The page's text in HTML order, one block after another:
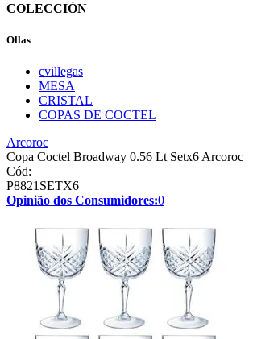
COLECCIÓN
Ollas
cvillegas
MESA
CRISTAL
COPAS DE COCTEL
Arcoroc
Copa Coctel Broadway 0.56 Lt Setx6 Arcoroc
Cód:
P8821SETX6
Opinião dos Consumidores:0